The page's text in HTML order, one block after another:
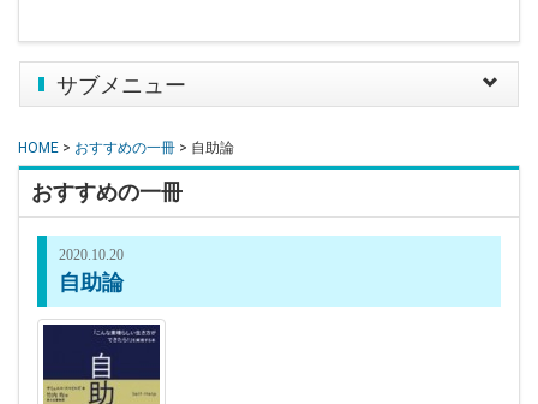
Toggle
サブメニュー
HOME > おすすめの一冊 > 自助論
おすすめの一冊
2020.10.20
自助論